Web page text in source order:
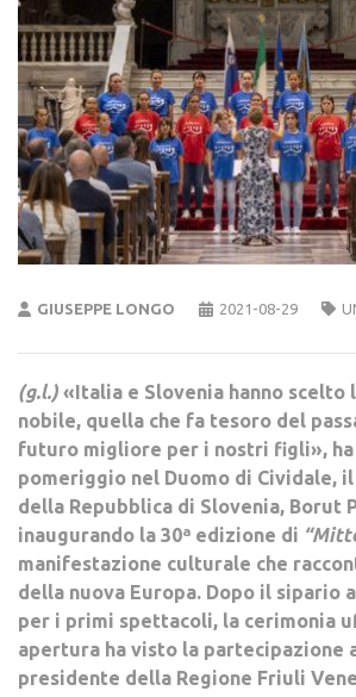
GIUSEPPE LONGO 2021-08-29
(g.l.) «Italia e Slovenia hanno scelto
nobile, quella che fa tesoro del
futuro migliore per i nostri figli»,
pomeriggio nel Duomo di Cividale,
della Repubblica di Slovenia, Borut
inaugurando la 30ª edizione di
manifestazione culturale che
della nuova Europa. Dopo il sipario
per i primi spettacoli, la cerimonia
apertura ha visto la partecipazione
presidente della Regione Friuli